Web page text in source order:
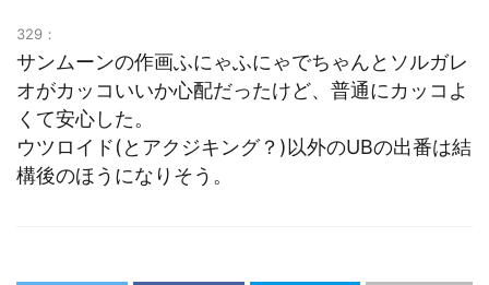
329：
サンムーンの作画ふにゃふにゃでちゃんとソルガレ
オがカッコいいか心配だったけど、普通にカッコよ
くて安心した。
ウツロイド(とアクジキング？)以外のUBの出番は結
構後のほうになりそう。